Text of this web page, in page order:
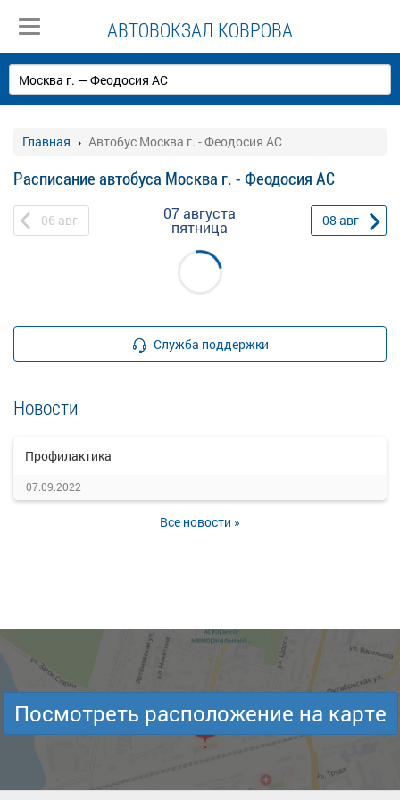
АВТОВОКЗАЛ КОВРОВА
Главная Автобус Москва г. - Феодосия АС
Расписание автобуса Москва г. - Феодосия АС
06 авг 07 августа
пятница 08 авг
Служба поддержки
Новости
Профилактика
07.09.2022
Все новости »
Посмотреть расположение на карте